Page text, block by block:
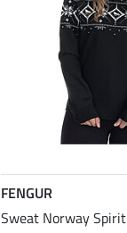
FENGUR
Sweat Norway Spirit